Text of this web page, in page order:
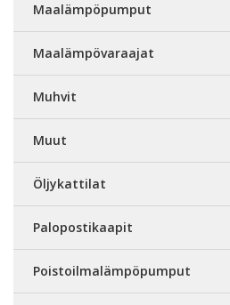
Maalämpöpumput
Maalämpövaraajat
Muhvit
Muut
Öljykattilat
Palopostikaapit
Poistoilmalämpöpumput